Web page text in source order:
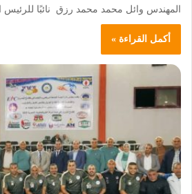
المهندس وائل محمد محمد رزق نائبًا للرئيس
أكمل القراءة »